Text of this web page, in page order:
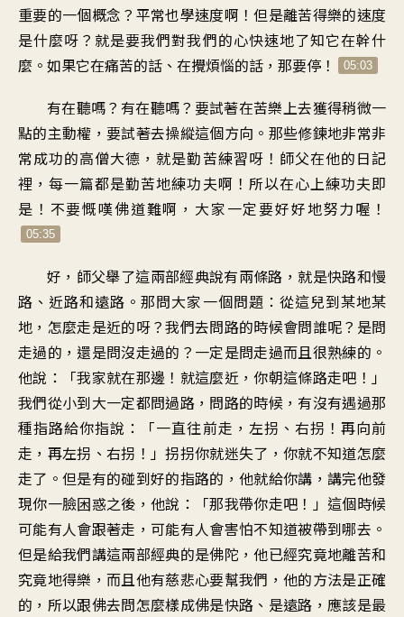
重要的一個概念？平常也學速度啊！但是離苦得樂的速度
是什麼呀？就是要我們對我們的心快速地了知它在幹什
麼。如果它在痛苦的話、在攪煩惱的話，那要停！
05:03
有在聽嗎？有在聽嗎？要試著在苦樂上去獲得稍微一
點的主動權，要試著去操縱這個方向。那些修鍊地非常非
常成功的高僧大德，就是勤苦練習呀！師父在他的日記
裡，每一篇都是勤苦地練功夫啊！所以在心上練功夫即
是！不要慨嘆佛道難啊，大家一定要好好地努力喔！
05:35
好，師父舉了這兩部經典說有兩條路，就是快路和慢
路、近路和遠路。那問大家一個問題：從這兒到某地某
地，怎麼走是近的呀？我們去問路的時候會問誰呢？是問
走過的，還是問沒走過的？一定是問走過而且很熟練的。
他說：「我家就在那邊！就這麼近，你朝這條路走吧！」
我們從小到大一定都問過路，問路的時候，有沒有遇過那
種指路給你指說：「一直往前走，左拐、右拐！再向前
走，再左拐、右拐！」拐拐你就迷失了，你就不知道怎麼
走了。但是有的碰到好的指路的，他就給你講，講完他發
現你一臉困惑之後，他說：「那我帶你走吧！」這個時候
可能有人會跟著走，可能有人會害怕不知道被帶到哪去。
但是給我們講這兩部經典的是佛陀，他已經究竟地離苦和
究竟地得樂，而且他有慈悲心要幫我們，他的方法是正確
的，所以跟佛去問怎麼樣成佛是快路、是遠路，應該是最